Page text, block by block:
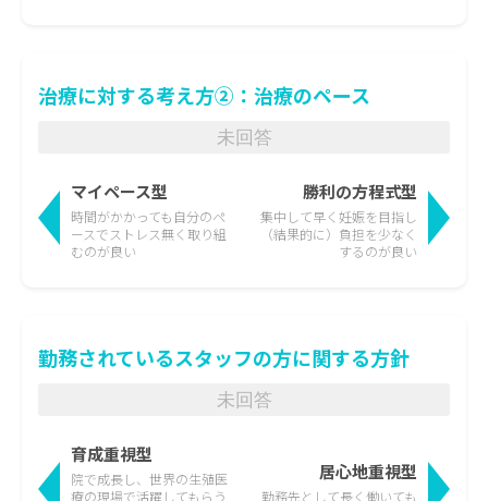
治療に対する考え方②：治療のペース
未回答
マイペース型
時間がかかっても 自分のペ
ースでストレス無く取り組
むのが良い
集中して早く妊娠を目指し
（結果的に）負担を少なく
するのが良い
勝利の方程式型
勤務されているスタッフの方に関する方針
未回答
育成重視型
院で成長し、世界の生殖医
療の現場で活躍してもらう
勤務先として長く働いても
居心地重視型